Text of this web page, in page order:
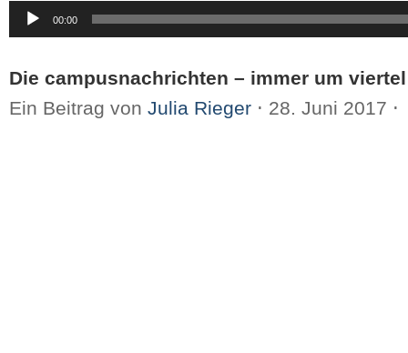
Audio-
Player
00:00
Die campusnachrichten – immer um
Ein Beitrag von Julia Rieger ⋅ 28. Juni 2017 ⋅